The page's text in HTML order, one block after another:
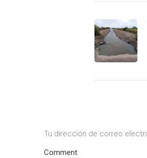
Tu dirección de correo
Comment